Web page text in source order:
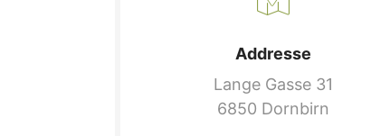
Addresse
Lange Gasse 31
6850 Dornbirn